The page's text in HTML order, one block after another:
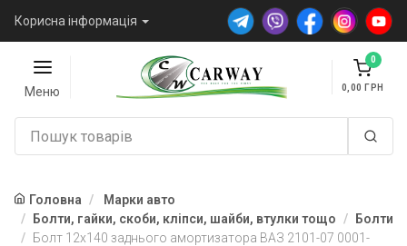
Корисна інформація
Меню
0
0,00
Головна
Марки авто
Болти, гайки, скоби, кліпси, шайби, втулки тощо
Болти
Болт 12х140 заднього амортизатора ВАЗ 2101-07 0001-